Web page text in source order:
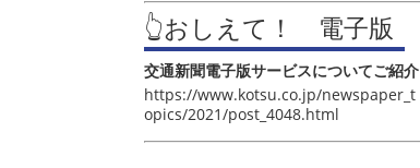
👆おしえて！ 電子版
交通新聞電子版サービスについてご紹介
https://www.kotsu.co.jp/newspaper_t
opics/2021/post_4048.html